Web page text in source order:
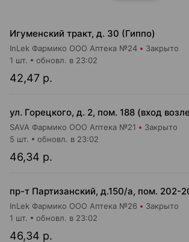
Игуменский тракт, д. 30 (Гиппо)
InLek Фармико ООО Аптека №24 Закрыто
42,47 р.
1 шт. обновл. в 23:02
SAVA Фармико ООО Аптека №21 Закрыто
46,34 р.
5 шт. обновл. в 23:02
InLek Фармико ООО Аптека №26 Закрыто
46,34 р.
1 шт. обновл. в 23:02